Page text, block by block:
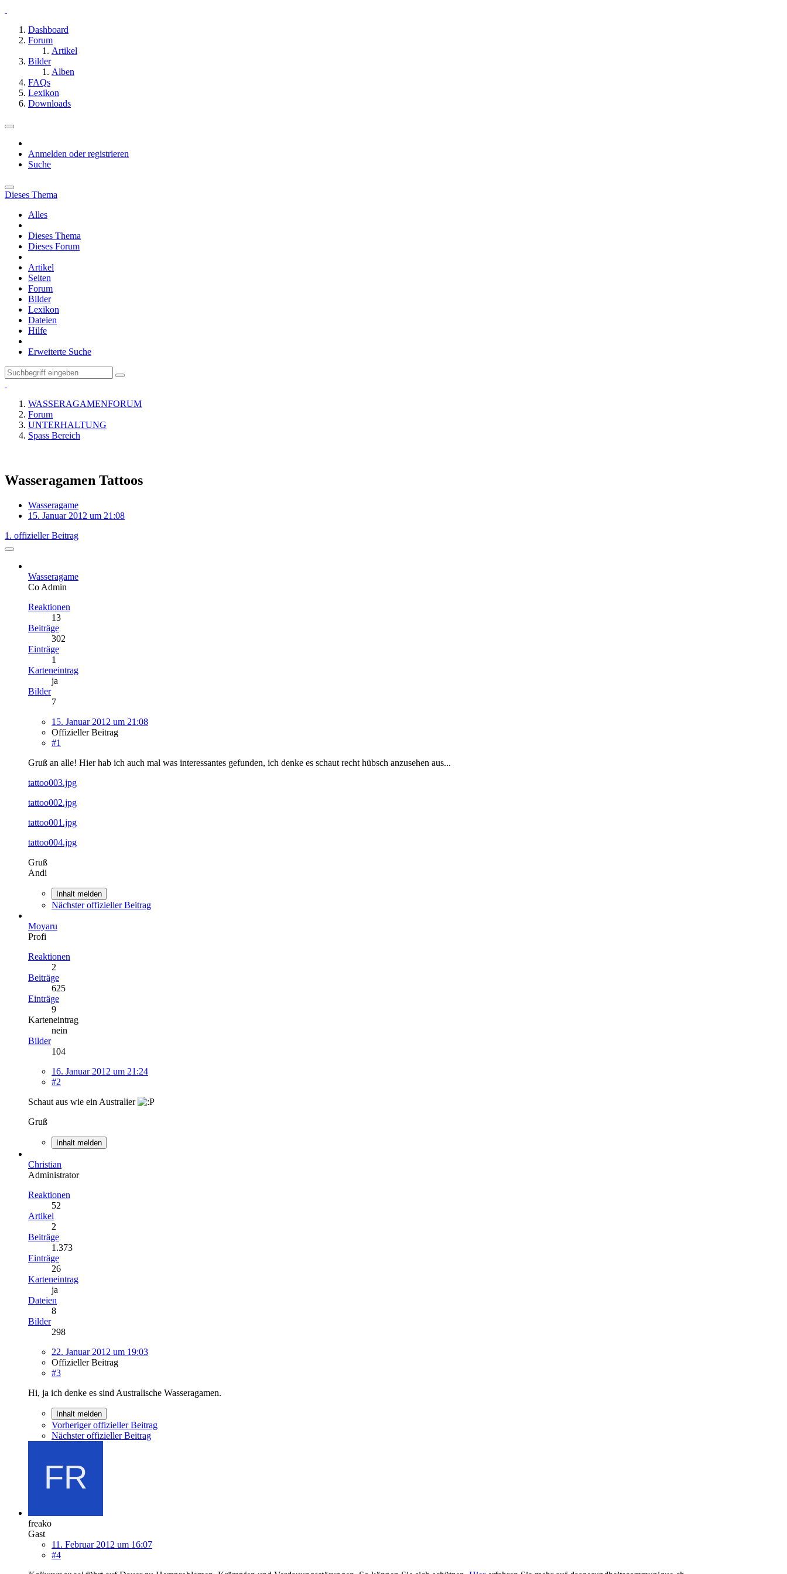
Dashboard
Forum
Artikel
Bilder
Alben
FAQs
Lexikon
Downloads
Anmelden oder registrieren
Suche
Dieses Thema
Alles
Dieses Thema
Dieses Forum
Artikel
Seiten
Forum
Bilder
Lexikon
Dateien
Hilfe
Erweiterte Suche
WASSERAGAMENFORUM
Forum
UNTERHALTUNG
Spass Bereich
Wasseragamen Tattoos
Wasseragame
15. Januar 2012 um 21:08
1. offizieller Beitrag
Wasseragame
Co Admin
Reaktionen
13
Beiträge
302
Einträge
1
Karteneintrag
ja
Bilder
7
15. Januar 2012 um 21:08
Offizieller Beitrag
#1
Gruß an alle! Hier hab ich auch mal was interessantes gefunden, ich denke es schaut recht hübsch anzusehen aus...
tattoo003.jpg
tattoo002.jpg
tattoo001.jpg
tattoo004.jpg
Gruß
Andi
Inhalt melden
Nächster offizieller Beitrag
Moyaru
Profi
Reaktionen
2
Beiträge
625
Einträge
9
Karteneintrag
nein
Bilder
104
16. Januar 2012 um 21:24
#2
Schaut aus wie ein Australier
Gruß
Inhalt melden
Christian
Administrator
Reaktionen
52
Artikel
2
Beiträge
1.373
Einträge
26
Karteneintrag
ja
Dateien
8
Bilder
298
22. Januar 2012 um 19:03
Offizieller Beitrag
#3
Hi, ja ich denke es sind Australische Wasseragamen.
Inhalt melden
Vorheriger offizieller Beitrag
Nächster offizieller Beitrag
freako
Gast
11. Februar 2012 um 16:07
#4